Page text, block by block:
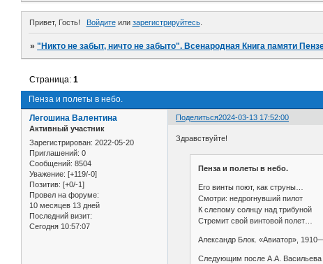
Привет, Гость! Войдитеили зарегистрируйтесь.
»"Никто не забыт, ничто не забыто". Всенародная Книга памяти
Пенза и полеты в небо.
Страница:1
Поделиться2024-03-13 17:52:00
Легошина Валентина
Активный участник
Зарегистрирован: 2022-05-20
Приглашений: 0
Сообщений: 8504
Уважение: [+119/-0]
Позитив: [+0/-1]
Провел на форуме:
10 месяцев 13 дней
Последний визит:
Сегодня 10:57:07
Здравствуйте!
Пенза и полеты в небо.
Его винты поют, как струны…
Смотри: недрогнувший пилот
К слепому солнцу над трибуной
Стремит свой винтовой полет…
Александр Блок. «Авиатор»,
Следующим после А.А. Васильева